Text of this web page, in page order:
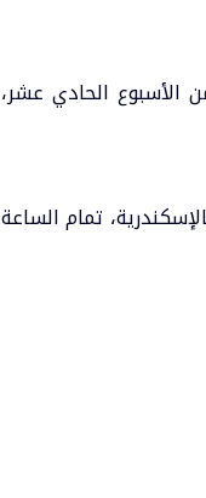
في المباراة المؤجلة من الأسبوع الحادي عشر،
تمام الساعة